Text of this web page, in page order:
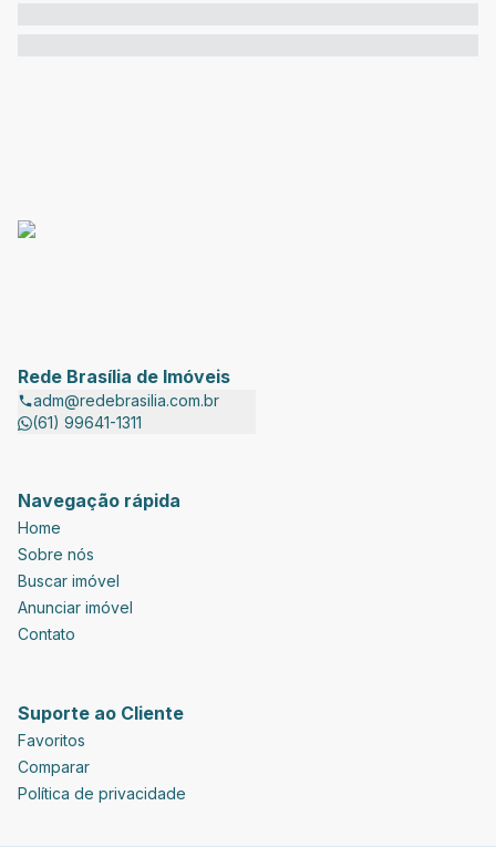
Rede Brasília de Imóveis
adm@redebrasilia.com.br
(61) 99641-1311
Navegação rápida
Home
Sobre nós
Buscar imóvel
Anunciar imóvel
Contato
Suporte ao Cliente
Favoritos
Comparar
Política de privacidade